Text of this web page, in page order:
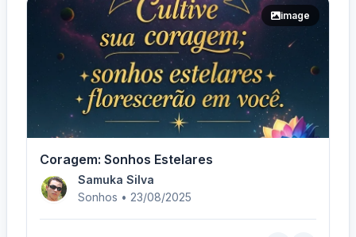
image
Coragem: Sonhos Estelares
Samuka Silva
Sonhos • 23/08/2025